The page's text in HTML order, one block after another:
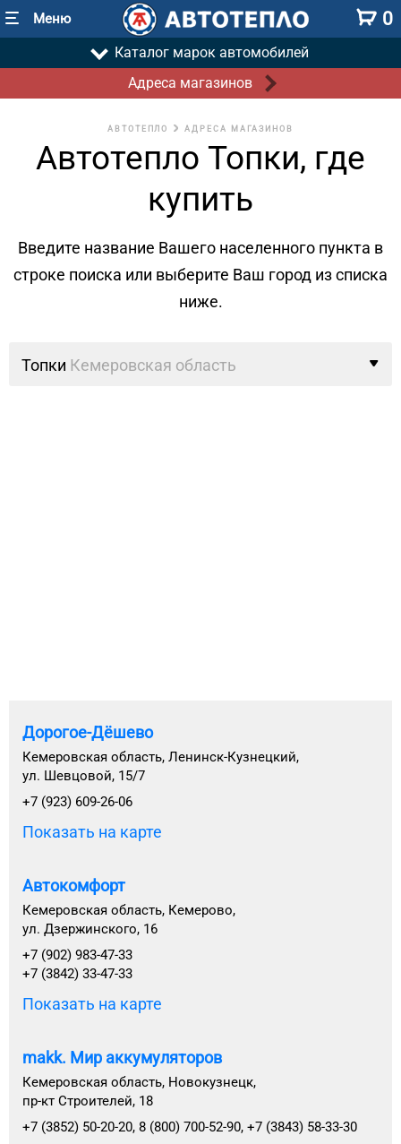
Меню 0
Каталог марок автомобилей
Адреса магазинов
АВТОТЕПЛО АДРЕСА МАГАЗИНОВ
Автотепло Топки, где
купить
Введите название Вашего населенного пункта в
строке поиска или выберите Ваш город из списка
ниже.
Топки Кемеровская область
Дорогое-Дёшево
Кемеровская область, Ленинск-Кузнецкий,
ул. Шевцовой, 15/7
+7 (923) 609-26-06
Показать на карте
Автокомфорт
Кемеровская область, Кемерово,
ул. Дзержинского, 16
+7 (902) 983-47-33
+7 (3842) 33-47-33
Показать на карте
makk. Мир аккумуляторов
Кемеровская область, Новокузнецк,
пр-кт Строителей, 18
+7 (3852) 50-20-20, 8 (800) 700-52-90, +7 (3843) 58-33-30